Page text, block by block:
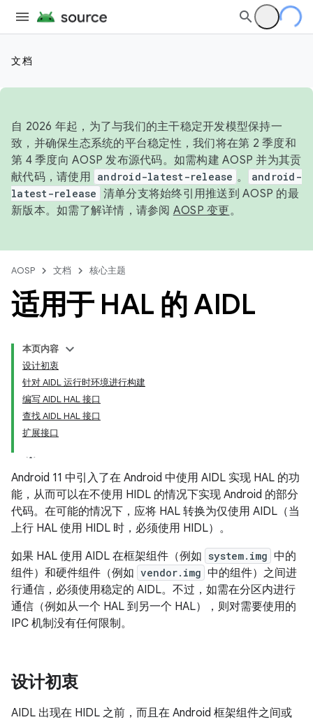
文档
自 2026 年起，为了与我们的主干稳定开发模型保持一
致，并确保生态系统的平台稳定性，我们将在第 2 季度和
第 4 季度向 AOSP 发布源代码。如需构建 AOSP 并为其贡
献代码，请使用 android-latest-release 。
android-
latest-release 清单分支将始终引用推送到 AOSP 的最
新版本。如需了解详情，请参阅 AOSP 变更。
AOSP 文档 核心主题
适用于 HAL 的 AIDL
本页内容
设计初衷
针对 AIDL 运行时环境进行构建
编写 AIDL HAL 接口
查找 AIDL HAL 接口
扩展接口
Android 11 中引入了在 Android 中使用 AIDL 实现 HAL 的功
能，从而可以在不使用 HIDL 的情况下实现 Android 的部分
代码。在可能的情况下，应将 HAL 转换为仅使用 AIDL（当
上行 HAL 使用 HIDL 时，必须使用 HIDL）。
如果 HAL 使用 AIDL 在框架组件（例如 system.img 中的
组件）和硬件组件（例如 vendor.img 中的组件）之间进
行通信，必须使用稳定的 AIDL。不过，如需在分区内进行
通信（例如从一个 HAL 到另一个 HAL），则对需要使用的
IPC 机制没有任何限制。
设计初衷
AIDL 出现在 HIDL 之前，而且在 Android 框架组件之间或